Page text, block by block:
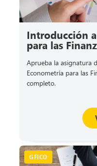
Introducción
para las
Aprueba la asignatura
Econometría para las
completo.
GFICO